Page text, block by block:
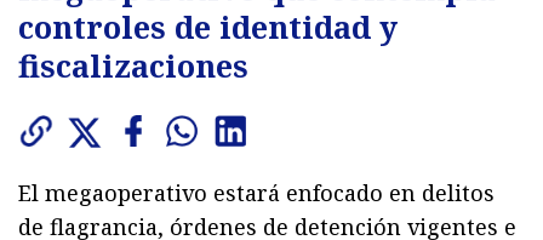
controles de identidad y
fiscalizaciones
El megaoperativo estará enfocado en delitos
de flagrancia, órdenes de detención vigentes e